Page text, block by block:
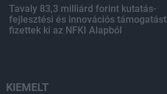
Tavaly 83,3 milliárd forint kutatás-
fejlesztési és innovációs támogatást
fizettek ki az NFKI Alapból
KIEMELT